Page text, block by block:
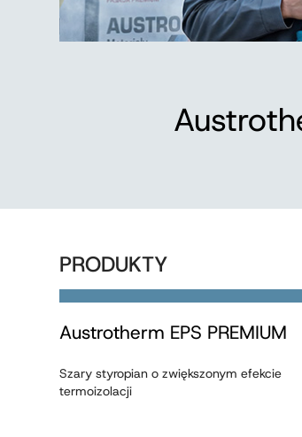
PRODUKTY
Austrotherm EPS PREMIUM
Szary styropian o zwiększonym efekcie
termoizolacji